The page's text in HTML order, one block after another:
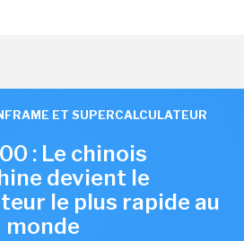
ET SUPERCALCULATEUR
: Le chinois
devient le
le plus rapide au
monde